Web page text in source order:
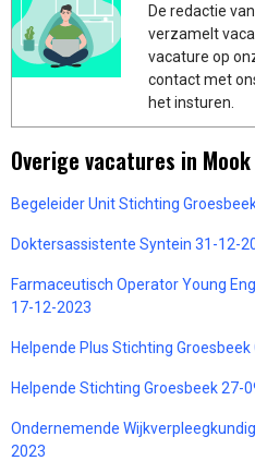
De redactie
verzamelt
vacature op
contact met
het insturen.
Overige vacatures in Mook
Begeleider Unit Stichting
Doktersassistente Syntein 31-12-
Farmaceutisch Operator Young
17-12-2023
Helpende Plus Stichting
Helpende Stichting Groesbeek 27-
Ondernemende
2023